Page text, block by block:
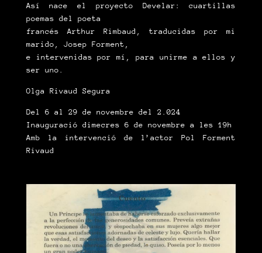
Así nace el proyecto Develar: cuartillas
poemas del poeta
francés Arthur Rimbaud, traducidas por mi
marido, Josep Forment,
e intervenidas por mí, para unirme a ellos y
ser uno.
Olga Rivaud Segura
Del 6 al 29 de novembre del 2.024
Inauguració dimecres 6 de novembre a les 19h
Amb la intervenció de l’actor Pol Forment
Rivaud